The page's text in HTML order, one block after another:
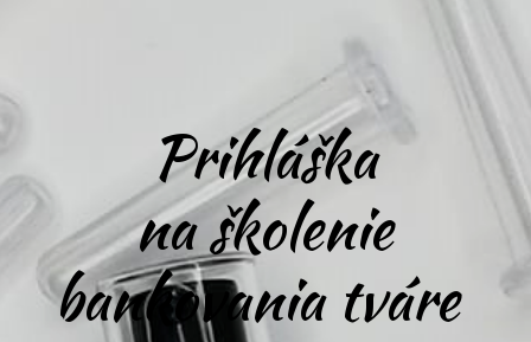
Prihláška
na školenie
bankovania tváre